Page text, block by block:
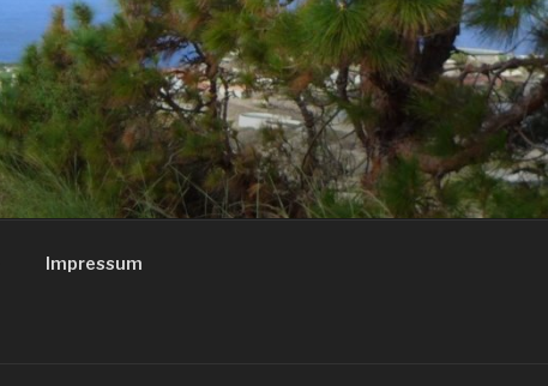
Impressum